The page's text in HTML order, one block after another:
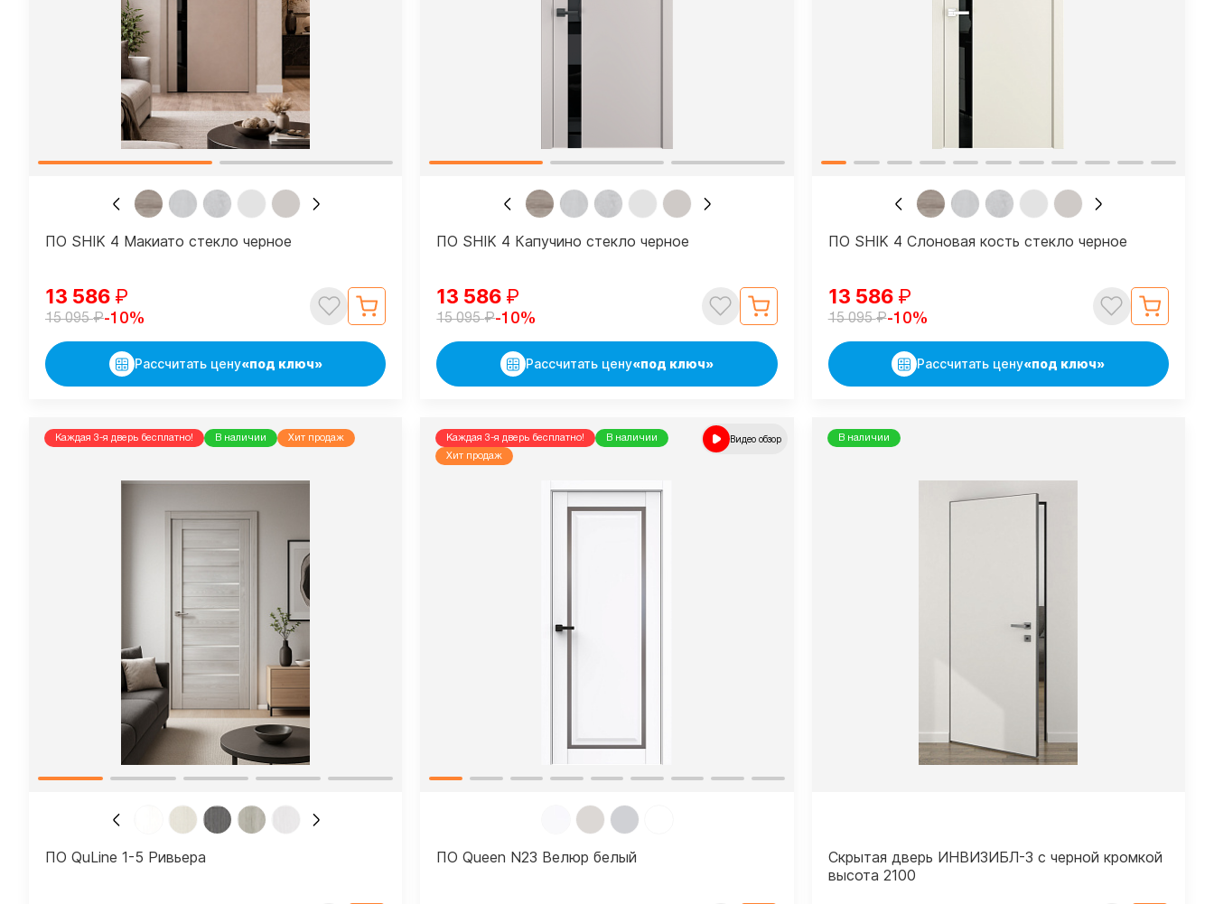
ПО SHIK 4 Макиато стекло черное
13 586 ₽
15 095₽-10%
Рассчитать цену«под ключ»
ПО SHIK 4 Капучино стекло черное
13 586 ₽
15 095₽-10%
Рассчитать цену«под ключ»
ПО SHIK 4 Слоновая кость стекло черное
13 586 ₽
15 095₽-10%
Рассчитать цену«под ключ»
Каждая 3-я дверь бесплатно! В наличии Хит продаж
ПО QuLine 1-5 Ривьера
Каждая 3-я дверь бесплатно!
В наличии
Хит продаж
Видео обзор
ПО Queen N23 Велюр белый
В наличии
Скрытая дверь ИНВИЗИБЛ-3 с черной кромкой
высота 2100